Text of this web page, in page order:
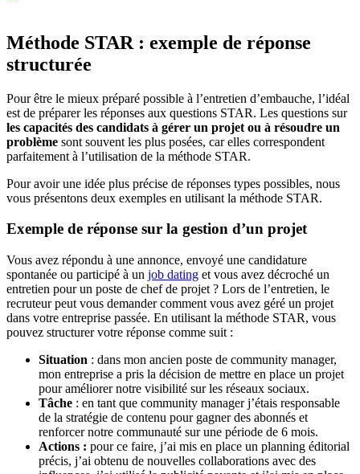
Méthode STAR : exemple de réponse
structurée
Pour être le mieux préparé possible à l’entretien d’embauche, l’idéal
est de préparer les réponses aux questions STAR. Les questions sur
les capacités des candidats à gérer un projet ou à résoudre un
problème sont souvent les plus posées, car elles correspondent
parfaitement à l’utilisation de la méthode STAR.
Pour avoir une idée plus précise de réponses types possibles, nous
vous présentons deux exemples en utilisant la méthode STAR.
Exemple de réponse sur la gestion d’un projet
Vous avez répondu à une annonce, envoyé une candidature
spontanée ou participé à un job dating et vous avez décroché un
entretien pour un poste de chef de projet ? Lors de l’entretien, le
recruteur peut vous demander comment vous avez géré un projet
dans votre entreprise passée. En utilisant la méthode STAR, vous
pouvez structurer votre réponse comme suit :
Situation : dans mon ancien poste de community manager,
mon entreprise a pris la décision de mettre en place un projet
pour améliorer notre visibilité sur les réseaux sociaux.
Tâche : en tant que community manager j’étais responsable
de la stratégie de contenu pour gagner des abonnés et
renforcer notre communauté sur une période de 6 mois.
Actions : pour ce faire, j’ai mis en place un planning éditorial
précis, j’ai obtenu de nouvelles collaborations avec des